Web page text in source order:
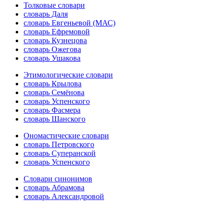
Толковые словари
словарь Даля
словарь Евгеньевой (МАС)
словарь Ефремовой
словарь Кузнецова
словарь Ожегова
словарь Ушакова
Этимологические словари
словарь Крылова
словарь Семёнова
словарь Успенского
словарь Фасмера
словарь Шанского
Ономастические словари
словарь Петровского
словарь Суперанской
словарь Успенского
Словари синонимов
словарь Абрамова
словарь Александровой